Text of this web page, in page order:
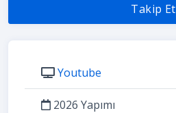
Takip Et
Youtube
2026 Yapımı